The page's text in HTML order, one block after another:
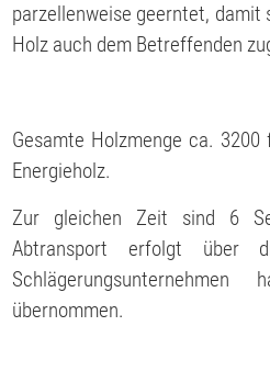
parzellenweise geerntet,
Holz auch dem Betreffenden
Gesamte Holzmenge ca.
Energieholz.
Zur gleichen Zeit sind 6
Abtransport erfolgt über
übernommen.